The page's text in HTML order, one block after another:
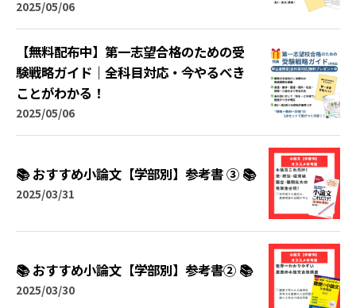
2025/05/06
【無料配布中】第一志望合格のための受
験戦略ガイド｜全科目対応・今やるべき
ことがわかる！
2025/05/06
📚 おすすめ小論文【学部別】参考書 ③ 📚
2025/03/31
📚 おすすめ小論文【学部別】参考書② 📚
2025/03/30